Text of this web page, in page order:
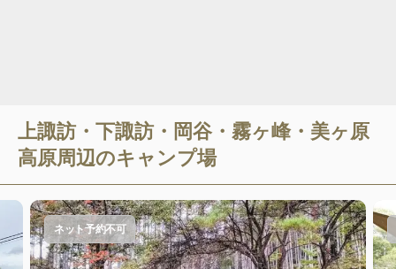
上諏訪・下諏訪・岡谷・霧ヶ峰・美ヶ原
高原周辺のキャンプ場
ネット予約不可